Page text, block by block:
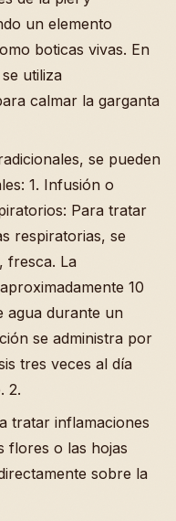
un elemento
boticas vivas. En
utiliza
calmar la garganta
se pueden
1. Infusión o
Para tratar
respiratorias, se
fresca. La
10
agua durante un
se administra por
tres veces al día
2.
tratar inflamaciones
flores o las hojas
sobre la